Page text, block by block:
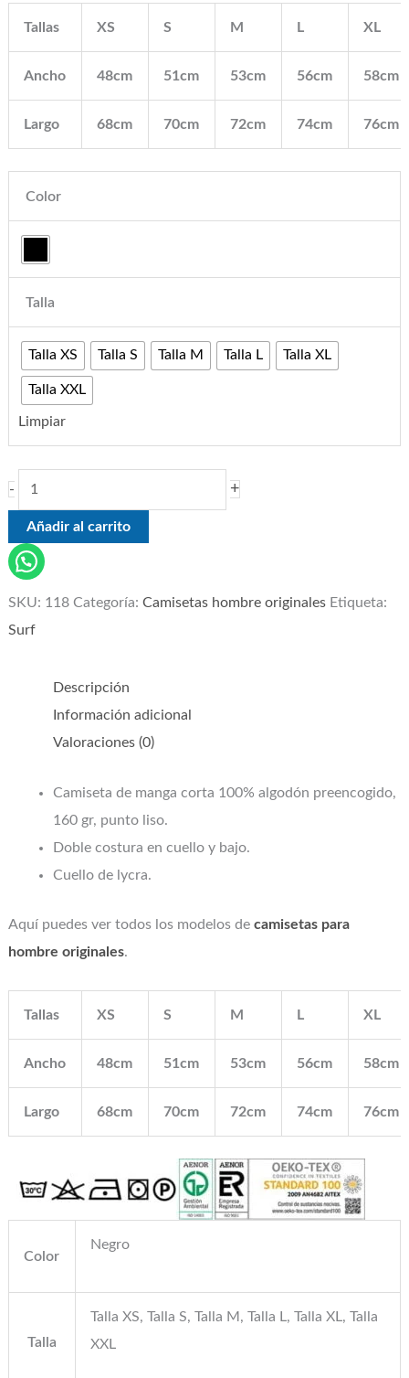
Tallas XS S M L XL
Ancho 48cm 51cm 53cm 56cm 58cm
Largo 68cm 70cm 72cm 74cm 76cm
Color
Talla
Talla XS Talla S Talla M Talla L Talla XL
Talla XXL
Limpiar
- +
Añadir al carrito
SKU: 118 Categoría: Camisetas hombre originales Etiqueta:
Surf
Descripción
Información adicional
Valoraciones (0)
Camiseta de manga corta 100% algodón preencogido,
160 gr, punto liso.
Doble costura en cuello y bajo.
Cuello de lycra.
Aquí puedes ver todos los modelos de camisetas para
hombre originales.
Tallas XS S M L XL
Ancho 48cm 51cm 53cm 56cm 58cm
Largo 68cm 70cm 72cm 74cm 76cm
Color
Negro
Talla
Talla XS, Talla S, Talla M, Talla L, Talla XL, Talla
XXL